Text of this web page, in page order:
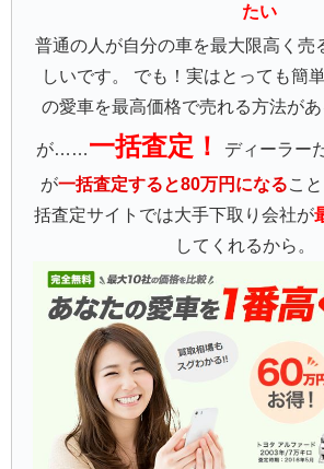
たい
普通の人が自分の車を最大限高く売
しいです。 でも！実はとっても簡
の愛車を最高価格で売れる方法が
が……一括査定！
ディーラー
が一括査定すると80万円になるこ
括査定サイトでは大手下取り会社が
してくれるから。